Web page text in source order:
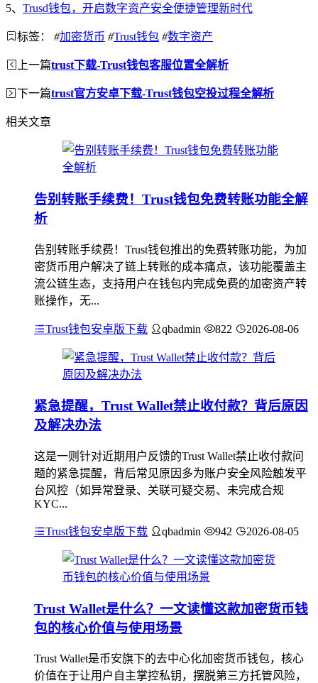
5、 Trusd钱包，开启数字资产安全便捷管理新时代
标签： #加密货币 #Trust钱包 #数字资产
上一篇trust下载-Trust钱包客服位置全解析
下一篇trust官方安卓下载-Trust钱包空投过程全解析
相关文章
告别转账手续费！Trust钱包免费转账功能全解
析
告别转账手续费！Trust钱包推出的免费转账功能，为加
密货币用户解决了链上转账的成本痛点，该功能覆盖主
流公链生态，支持用户在钱包内完成免费的加密资产转
账操作，无...
Trust钱包安卓版下载 qbadmin 822 2026-08-06
紧急提醒，Trust Wallet禁止收付款？背后原因
及解决办法
这是一则针对近期用户反馈的Trust Wallet禁止收付款问
题的紧急提醒，背后常见原因多为账户安全风险触发平
台风控（如异常登录、关联可疑交易、未完成合规
KYC...
Trust钱包安卓版下载 qbadmin 942 2026-08-05
Trust Wallet是什么？一文读懂这款加密货币钱
包的核心价值与使用场景
Trust Wallet是币安旗下的去中心化加密货币钱包，核心
价值在于让用户自主掌控私钥，摆脱第三方托管风险，